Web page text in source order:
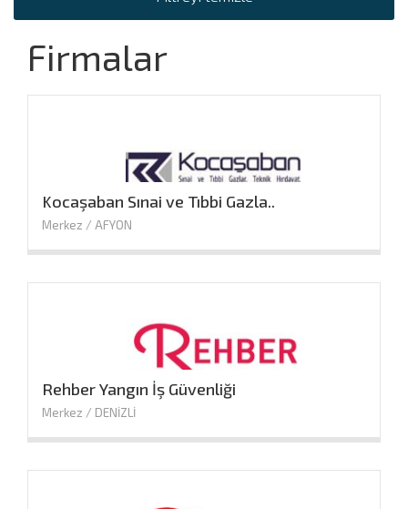
Firmalar
Kocaşaban Sınai ve Tıbbi Gazla..
Merkez / AFYON
Rehber Yangın İş Güvenliği
Merkez / DENİZLİ